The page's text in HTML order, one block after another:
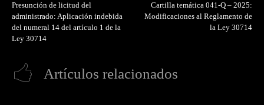
Presunción de licitud del
administrado: Aplicación indebida
del numeral 14 del artículo 1 de la
Ley 30714
Cartilla temática 041-Q – 2025:
Modificaciones al Reglamento de
la Ley 30714
Artículos relacionados